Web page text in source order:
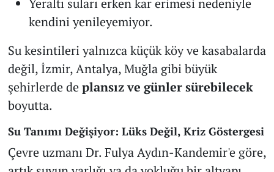
Yeraltı suları erken kar erimesi nedeniyle
kendini yenileyemiyor.
Su kesintileri yalnızca küçük köy ve kasabalarda
değil, İzmir, Antalya, Muğla gibi büyük
şehirlerde deplansız ve günler sürebilecek
boyutta.
Su Tanımı Değişiyor: Lüks Değil, Kriz Göstergesi
Çevre uzmanı Dr. Fulya Aydın-Kandemir'e göre,